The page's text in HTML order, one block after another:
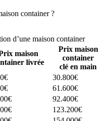
container ?
d’une maison container
maison
livrée
Prix maison
container
clé en main
30.800€
61.600€
92.400€
123.200€